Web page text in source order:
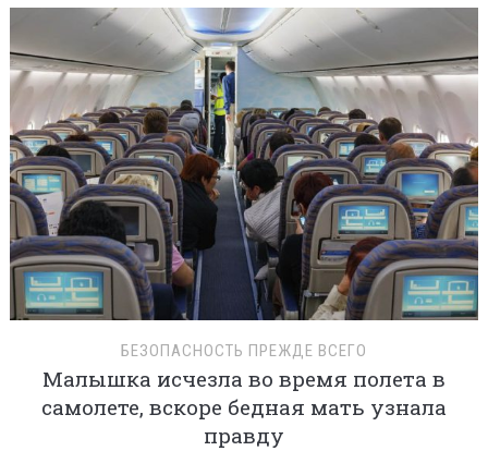
БЕЗОПАСНОСТЬ ПРЕЖДЕ ВСЕГО
Малышка исчезла во время полета в
самолете, вскоре бедная мать узнала
правду